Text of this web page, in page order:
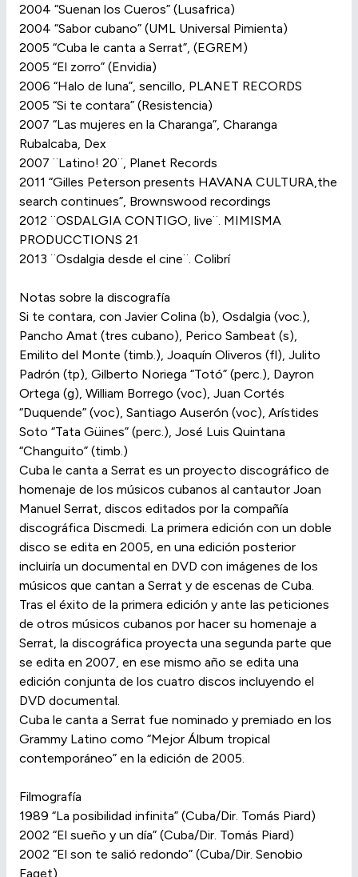
2004 “Suenan los Cueros” (Lusafrica)
2004 “Sabor cubano” (UML Universal Pimienta)
2005 “Cuba le canta a Serrat”, (EGREM)
2005 “El zorro” (Envidia)
2006 “Halo de luna”, sencillo, PLANET RECORDS
2005 “Si te contara” (Resistencia)
2007 “Las mujeres en la Charanga”, Charanga
Rubalcaba, Dex
2007 ¨Latino! 20¨, Planet Records
2011 “Gilles Peterson presents HAVANA CULTURA,the
search continues”, Brownswood recordings
2012 ¨OSDALGIA CONTIGO, live¨. MIMISMA
PRODUCCTIONS 21
2013 ¨Osdalgia desde el cine¨. Colibrí
Notas sobre la discografía
Si te contara, con Javier Colina (b), Osdalgia (voc.),
Pancho Amat (tres cubano), Perico Sambeat (s),
Emilito del Monte (timb.), Joaquín Oliveros (fl), Julito
Padrón (tp), Gilberto Noriega “Totó” (perc.), Dayron
Ortega (g), William Borrego (voc), Juan Cortés
“Duquende” (voc), Santiago Auserón (voc), Arístides
Soto “Tata Güines” (perc.), José Luis Quintana
“Changuito” (timb.)
Cuba le canta a Serrat es un proyecto discográfico de
homenaje de los músicos cubanos al cantautor Joan
Manuel Serrat, discos editados por la compañía
discográfica Discmedi. La primera edición con un doble
disco se edita en 2005, en una edición posterior
incluiría un documental en DVD con imágenes de los
músicos que cantan a Serrat y de escenas de Cuba.
Tras el éxito de la primera edición y ante las peticiones
de otros músicos cubanos por hacer su homenaje a
Serrat, la discográfica proyecta una segunda parte que
se edita en 2007, en ese mismo año se edita una
edición conjunta de los cuatro discos incluyendo el
DVD documental.
Cuba le canta a Serrat fue nominado y premiado en los
Grammy Latino como “Mejor Álbum tropical
contemporáneo” en la edición de 2005.
Filmografía
1989 “La posibilidad infinita” (Cuba/Dir. Tomás Piard)
2002 “El sueño y un día” (Cuba/Dir. Tomás Piard)
2002 “El son te salió redondo” (Cuba/Dir. Senobio
Faget)